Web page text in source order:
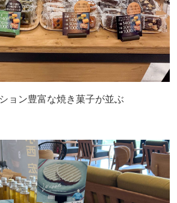
ョン豊富な焼き菓子が並ぶ